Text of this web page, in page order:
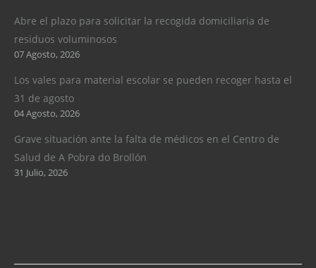
Abre el plazo para solicitar la recogida domiciliaria de
residuos voluminosos
07 Agosto, 2026
Los vales para material escolar se pueden recoger hasta el
31 de agosto
04 Agosto, 2026
Grave situación ante la falta de médicos en el Centro de
Salud de A Pobra do Brollón
31 Julio, 2026